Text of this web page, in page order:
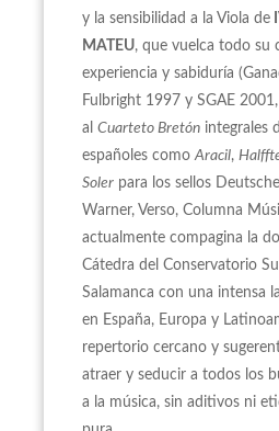
y la sensibilidad a la Viola de
MATEU, que vuelca todo su
experiencia y sabiduría
Fulbright 1997 y SGAE
al Cuarteto Bretón integrales
españoles comoAracil,
Soler para los sellos
Warner, Verso, Columna
actualmente compagina la
Cátedra del Conservatorio
Salamanca con una intensa
en España, Europa y
repertorio cercano y
atraer y seducir a todos los
a la música, sin aditivos ni